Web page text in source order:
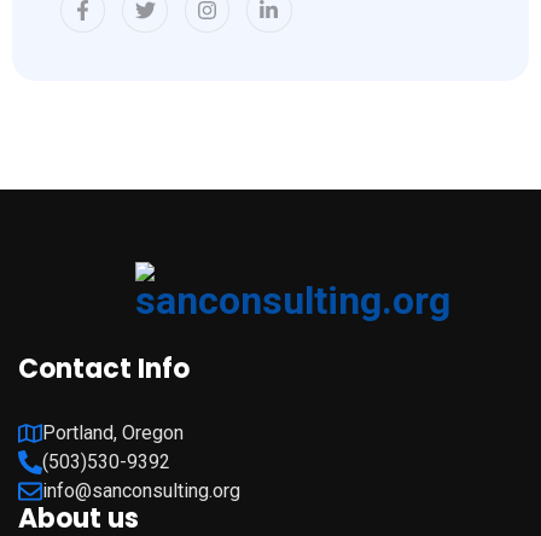
Contact Info
Portland, Oregon
(503)530-9392
info@sanconsulting.org
About us